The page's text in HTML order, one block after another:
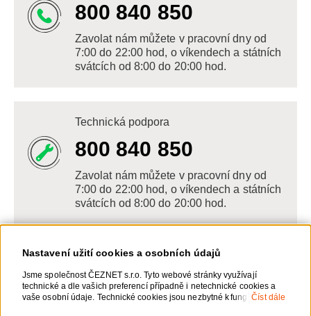
Nastavení užití cookies a osobních údajů
Jsme společnost ČEZNET s.r.o. Tyto webové stránky využívají
technické a dle vašich preferencí případně i netechnické cookies a
vaše osobní údaje. Technické cookies jsou nezbytné k fungováníČíst dále
800 840 850
Zavolat nám můžete v pracovní dny od
7:00 do 22:00 hod, o víkendech a státních
svátcích od 8:00 do 20:00 hod.
Technická podpora
800 840 850
Zavolat nám můžete v pracovní dny od
7:00 do 22:00 hod, o víkendech a státních
svátcích od 8:00 do 20:00 hod.
Napište nám
POSLAT VZKAZ